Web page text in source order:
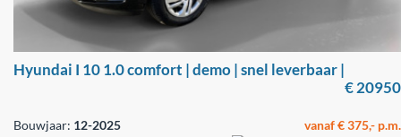
Hyundai I 10 1.0 comfort | demo | snel leverbaar |
€ 20950
Bouwjaar: 12-2025
vanaf € 375,- p.m.